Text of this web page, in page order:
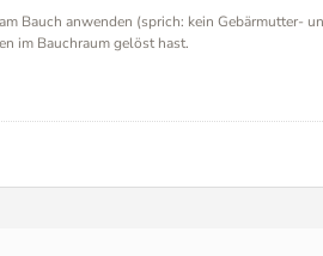
Bauch anwenden (sprich: kein Gebärmutter-
im Bauchraum gelöst hast.